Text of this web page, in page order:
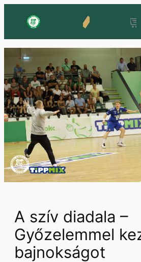
tartalomhoz
A szív diadala –
Győzelemmel
bajnokságot